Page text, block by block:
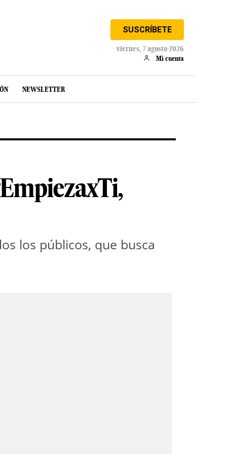
SUSCRÍBETE
viernes, 7 agosto 2026
Mi cuenta
NEWSLETTER
los públicos, que busca